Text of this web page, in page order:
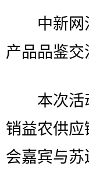
中新网沈
产品品鉴交
本次活动
销益农供
会嘉宾与